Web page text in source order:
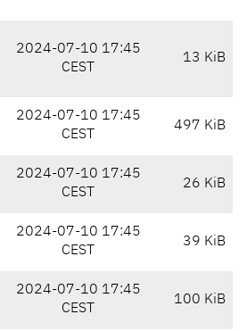
2024-07-10 17:45
CEST
13 KiB
2024-07-10 17:45
CEST
497 KiB
2024-07-10 17:45
CEST
26 KiB
2024-07-10 17:45
CEST
39 KiB
2024-07-10 17:45
CEST
100 KiB